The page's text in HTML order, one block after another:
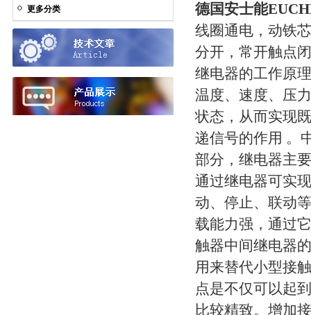
更多分类
德国安士能
线圈通电，动铁
分开，常开触点
继电器的工作原
温度、速度、压
状态，从而实现
递信号的作用 。
部分，继电器主
通过继电器可实
动、停止、联动
载能力强，通过
触器中间继电器
用来替代小型接
点是不仅可以起
比较精致。增加